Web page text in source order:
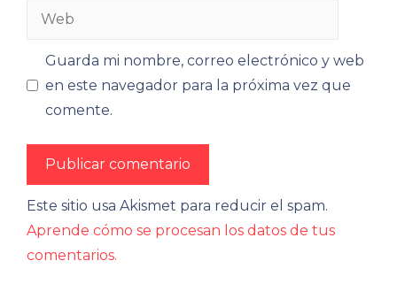
Web
Guarda mi nombre, correo electrónico y web
en este navegador para la próxima vez que
comente.
Este sitio usa Akismet para reducir el spam.
Aprende cómo se procesan los datos de tus
comentarios.